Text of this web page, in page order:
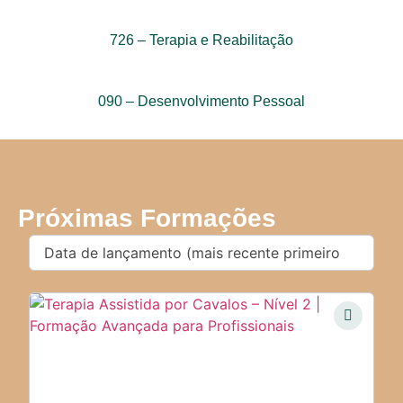
726 – Terapia e Reabilitação
090 – Desenvolvimento Pessoal
Próximas Formações